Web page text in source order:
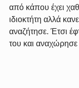
από κάπου έχει
ιδιοκτήτη αλλά
αναζήτησε. Έτσι
του και αναχώρησε